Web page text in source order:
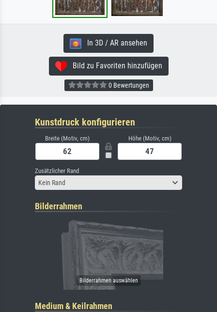
In 3D / AR ansehen
Bild zu Favoriten hinzufügen
0 Bewertungen
Kunstdruck konfigurieren
Breite (Motiv, cm) Höhe (Motiv, cm)
Zusätzlicher Rand
Kein Rand
Bilderrahmen
Medium & Keilrahmen